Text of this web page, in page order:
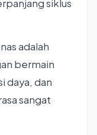
siklus
adalah
bermain
daya, dan
sangat